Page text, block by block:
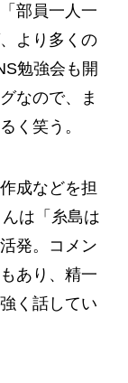
部員一人一
より多くの
勉強会も開
なので、ま
く笑う。
成などを担
は「糸島は
発。コメン
あり、精一
く話してい